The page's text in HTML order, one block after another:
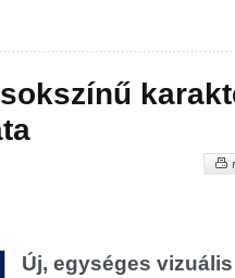
Új, egységes